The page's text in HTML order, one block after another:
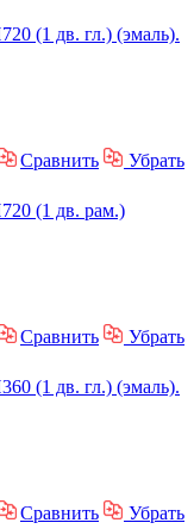
Сравнить
Убрать
Сравнить
Убрать
Сравнить
Убрать